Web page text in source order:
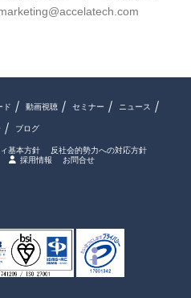
ド 動画視聴 セミナー ニュース
ブログ
基本方針
反社会的勢力への対応方針
採用情報 お問合せ